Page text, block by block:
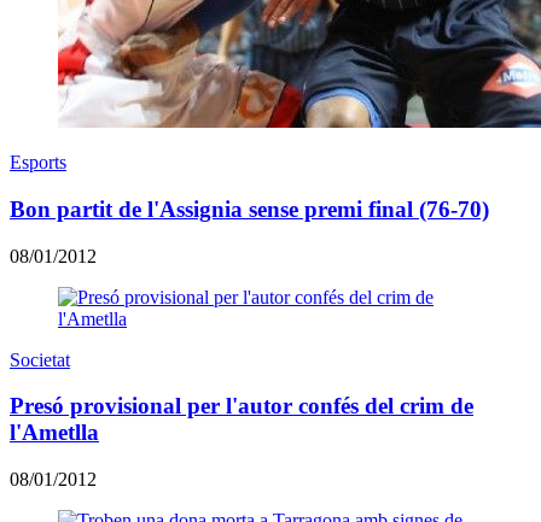
Esports
Bon partit de l'Assignia sense premi final (76-70)
08/01/2012
Societat
Presó provisional per l'autor confés del crim de
l'Ametlla
08/01/2012